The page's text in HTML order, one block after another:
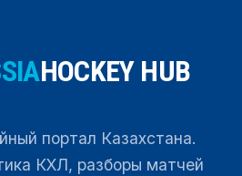
HOCKEY HUB
портал Казахстана.
КХЛ, разборы матчей